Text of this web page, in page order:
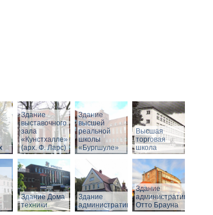
Здание
выставочного
зала
«Кунстхалле»
(арх. Ф. Ларс)
Здание
высшей
реальной
школы
«Бургшуле»
Высшая
торговая
школа
Здание Дома
техники
Здание
административное
Здание
административное
Отто Брауна